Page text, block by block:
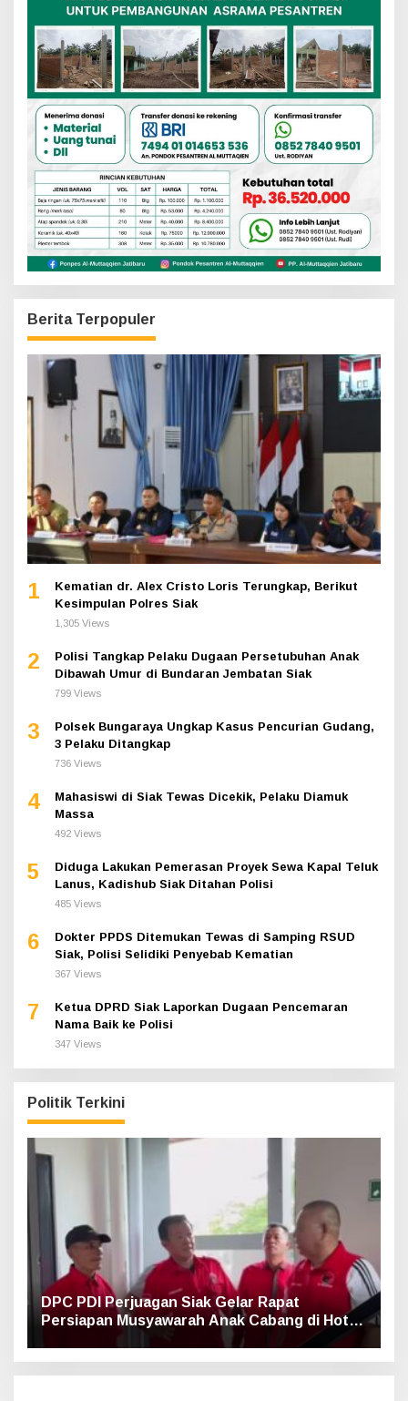
Berita Terpopuler
1
Kematian dr. Alex Cristo Loris Terungkap, Berikut
Kesimpulan Polres Siak
1,305 Views
2
Polisi Tangkap Pelaku Dugaan Persetubuhan Anak
Dibawah Umur di Bundaran Jembatan Siak
799 Views
3
Polsek Bungaraya Ungkap Kasus Pencurian Gudang,
3 Pelaku Ditangkap
736 Views
4
Mahasiswi di Siak Tewas Dicekik, Pelaku Diamuk
Massa
492 Views
5
Diduga Lakukan Pemerasan Proyek Sewa Kapal Teluk
Lanus, Kadishub Siak Ditahan Polisi
485 Views
6
Dokter PPDS Ditemukan Tewas di Samping RSUD
Siak, Polisi Selidiki Penyebab Kematian
367 Views
7
Ketua DPRD Siak Laporkan Dugaan Pencemaran
Nama Baik ke Polisi
347 Views
Politik Terkini
DPC PDI Perjuagan Siak Gelar Rapat
Persiapan Musyawarah Anak Cabang di Hotel